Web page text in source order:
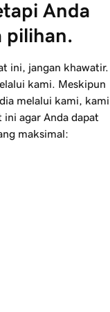
Anda
pilihan.
ini, jangan khawatir.
kami. Meskipun
melalui kami, kami
agar Anda dapat
maksimal: